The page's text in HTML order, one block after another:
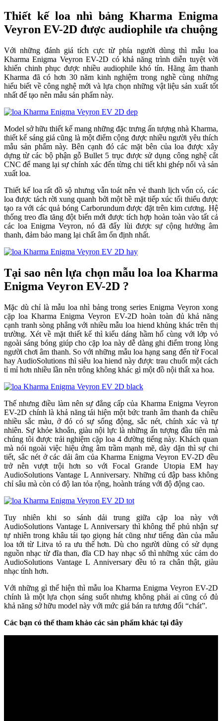
Thiết kế loa nhì bảng Kharma Enigma
Veyron EV-2D được audiophile ưa chuộng
Với những đánh giá tích cực từ phía người dùng thì mẫu loa
Kharma Enigma Veyron EV-2D có khả năng trình diễn tuyệt vời
khiến chinh phục được nhiều audiophile khó tín. Hãng âm thanh
Kharma đã có hơn 30 năm kinh nghiệm trong nghề cùng những
hiểu biết về công nghệ mới và lựa chọn những vật liệu sản xuất tốt
nhất để tạo nên mẫu sản phẩm này.
Model sở hữu thiết kế mang những đặc trưng ấn tượng nhà Kharma,
thiết kế sáng giá cũng là một điểm cộng được nhiều người yêu thích
mẫu sản phẩm này. Bên cạnh đó các mặt bên của loa được xây
dựng từ các bộ phận gỗ Bullet 5 trục được sử dụng công nghệ cắt
CNC để mang lại sự chính xác đến từng chi tiết khi ghép nối và sản
xuất loa.
Thiết kế loa rất đồ sộ nhưng vẫn toát nên vẻ thanh lịch vốn có, các
loa được tách rời xung quanh bởi một bề mặt tiếp xúc tối thiểu được
tạo ra với các quả bóng Carborundum được đặt trên kim cương. Hệ
thống treo đĩa tăng đột biến mới được tích hợp hoàn toàn vào tất cả
các loa Enigma Veyron, nó đã đẩy lùi được sự cộng hưởng âm
thanh, đảm bảo mang lại chất âm ổn định nhất.
Tại sao nên lựa chọn mẫu loa loa Kharma
Enigma Veyron EV-2D ?
Mặc dù chỉ là mẫu loa nhì bảng trong series Enigma Veyron xong
cặp loa Kharma Enigma Veyron EV-2D hoàn toàn đủ khả năng
cạnh tranh sòng phẳng với nhiều mẫu loa hiend khủng khác trên thị
trường. Xét về mặt thiết kế thì kiểu dáng hầm hố cùng với lớp vỏ
ngoài sáng bóng giúp cho cặp loa này dễ dàng ghi điểm trong lòng
người chơi âm thanh. So với những mẫu loa hạng sang đến từ Focal
hay AudioSolutions thì siêu loa hiend này được trau chuốt một cách
tỉ mỉ hơn nhiều lần nên trông không khác gì một đồ nội thất xa hoa.
Thế nhưng điều làm nên sự đẳng cấp của Kharma Enigma Veyron
EV-2D chính là khả năng tái hiện một bức tranh âm thanh đa chiều
nhiều sắc màu, ở đó có sự sống động, sắc nét, chính xác và tự
nhiên. Sự khỏe khoắn, giàu nội lực là những ấn tượng đầu tiên mà
chúng tôi được trải nghiệm cặp loa 4 đường tiếng này. Khách quan
mà nói ngoài việc hiệu ứng âm trầm mạnh mẽ, dày dặn thì sự chi
tiết, sắc nét ở các dải âm của Kharma Enigma Veyron EV-2D đều
trở nên vượt trội hơn so với Focal Grande Utopia EM hay
AudioSolutions Vantage L Anniversary. Những cú đập bass không
chỉ sâu mà còn có độ lan tỏa rộng, hoành tráng với độ động cao.
Tuy nhiên khi so sánh dải trung giữa cặp loa này với
AudioSolutions Vantage L Anniversary thì không thể phủ nhận sự
tự nhiên trong khâu tái tạo giọng hát cũng như tiếng đàn của mẫu
loa tới từ Litva tỏ ra ưu thế hơn. Dù cho người dùng có sử dụng
nguồn nhạc từ đĩa than, đĩa CD hay nhạc số thì những xúc cảm do
AudioSolutions Vantage L Anniversary đều tỏ ra chân thật, giàu
nhạc tính hơn.
Với những gì thể hiện thì mẫu loa Kharma Enigma Veyron EV-2D
chính là một lựa chọn sáng suốt nhưng không phải ai cũng có đủ
khả năng sở hữu model này với mức giá bán ra tương đối “chát”.
Các bạn có thể tham khảo các sản phẩm khác tại đây